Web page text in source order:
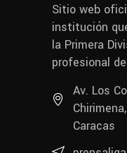
Sitio web
institución
la Primera
profesional
Av. Los
Caracas